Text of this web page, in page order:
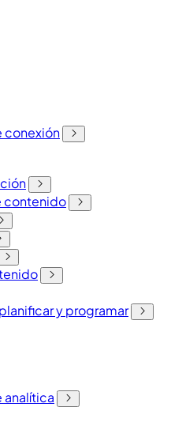
conexión
contenido
y programar
analítica